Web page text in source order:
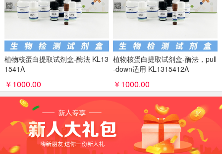
植物核蛋白提取试剂盒-酶法 KL13
1541A
￥1000.00
植物核蛋白提取试剂盒-酶法，pull
-down适用 KL1315412A
￥1000.00